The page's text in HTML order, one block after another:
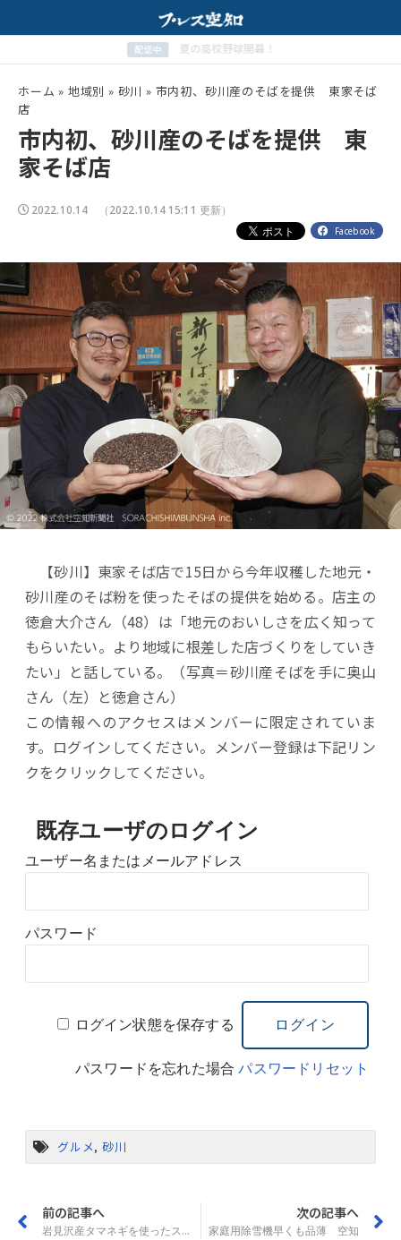
夏の高校野球開幕！
ホーム » 地域別 » 砂川 » 市内初、砂川産のそばを提供 東家そば
店
市内初、砂川産のそばを提供 東
家そば店
2022.10.14 （2022.10.14 15:11 更新）
Facebook
【砂川】東家そば店で15日から今年収穫した地元・
砂川産のそば粉を使ったそばの提供を始める。店主の
徳倉大介さん（48）は「地元のおいしさを広く知って
もらいたい。より地域に根差した店づくりをしていき
たい」と話している。（写真＝砂川産そばを手に奥山
さん（左）と徳倉さん）
この情報へのアクセスはメンバーに限定されていま
す。ログインしてください。メンバー登録は下記リン
クをクリックしてください。
既存ユーザのログイン
ユーザー名またはメールアドレス
パスワード
ログイン状態を保存する
パスワードを忘れた場合パスワードリセット
グルメ,砂川
前の記事へ
岩見沢産タマネギを使ったスナック菓子を開発
次の記事へ
家庭用除雪機早くも品薄 空知